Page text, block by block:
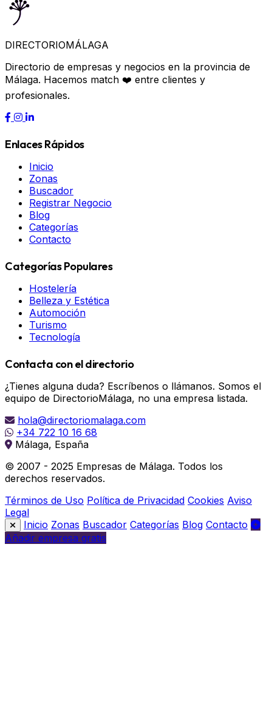
DIRECTORIOMÁLAGA
Directorio de empresas y negocios en la provincia de
Málaga. Hacemos match ❤️ entre clientes y
profesionales.
Enlaces Rápidos
Inicio
Zonas
Buscador
Registrar Negocio
Blog
Categorías
Contacto
Categorías Populares
Hostelería
Belleza y Estética
Automoción
Turismo
Tecnología
Contacta con el directorio
¿Tienes alguna duda? Escríbenos o llámanos. Somos el
equipo de DirectorioMálaga, no una empresa listada.
hola@directoriomalaga.com
+34 722 10 16 68
Málaga, España
© 2007 - 2025 Empresas de Málaga. Todos los
derechos reservados.
Términos de Uso Política de Privacidad Cookies Aviso
Legal
Inicio Zonas Buscador Categorías Blog Contacto
Añadir empresa gratis